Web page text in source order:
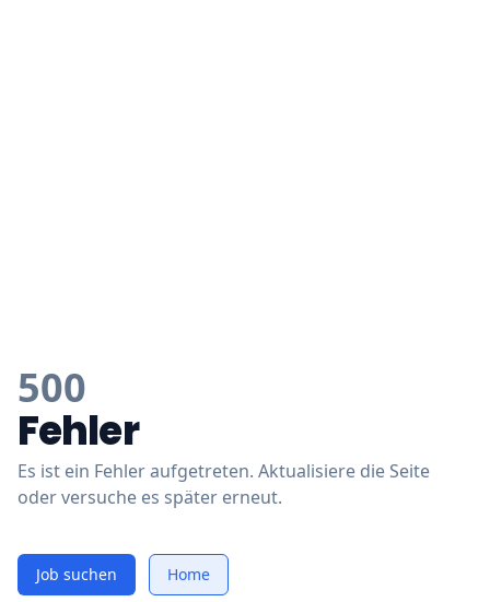
500
Fehler
Es ist ein Fehler aufgetreten. Aktualisiere die Seite
oder versuche es später erneut.
Job suchen Home